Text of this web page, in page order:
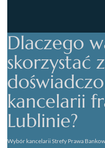
Dlaczego
skorzystać
kancelarii
Lublinie?
Wybór kancelariiStrefy Prawa